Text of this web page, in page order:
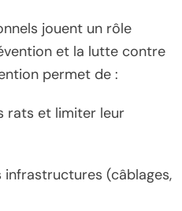
jouent un rôle
et la lutte contre
permet de :
rats et limiter leur
(câblages,